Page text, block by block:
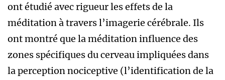
ont étudié avec rigueur les effets de la
méditation à travers l’imagerie cérébrale. Ils
ont montré que la méditation influence des
zones spécifiques du cerveau impliquées dans
la perception nociceptive (l’identification de la